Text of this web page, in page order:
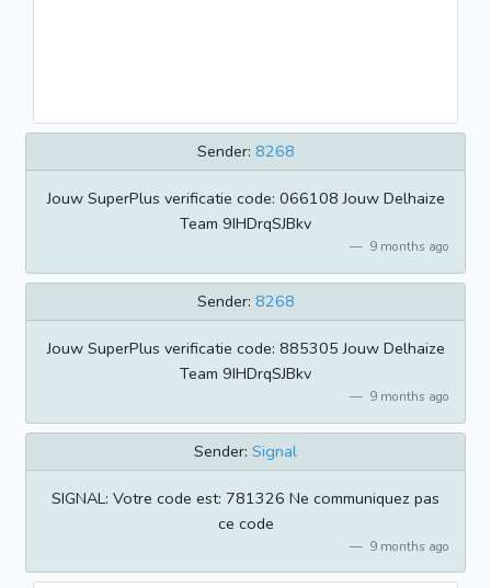
Sender: 8268
Jouw SuperPlus verificatie code: 066108 Jouw Delhaize
Team 9IHDrqSJBkv
9 months ago
Sender: 8268
Jouw SuperPlus verificatie code: 885305 Jouw Delhaize
Team 9IHDrqSJBkv
9 months ago
Sender: Signal
SIGNAL: Votre code est: 781326 Ne communiquez pas
ce code
9 months ago